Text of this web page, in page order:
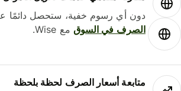
دون أي رسوم خفية، ستحصل دائمًا
الصرف في السوقمع Wise.
متابعة أسعار الصرف لحظة بلحظة